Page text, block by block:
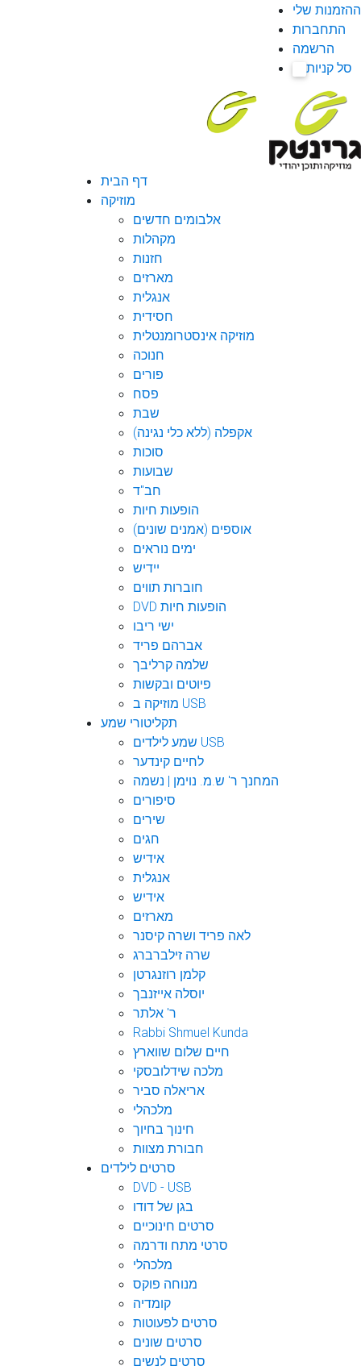
ההזמנות שלי
התחברות
הרשמה
סל קניות
דף הבית
מוזיקה
אלבומים חדשים
מקהלות
חזנות
מארזים
אנגלית
חסידית
מוזיקה אינסטרומנטלית
חנוכה
פורים
פסח
שבת
אקפלה (ללא כלי נגינה)
סוכות
שבועות
חב"ד
הופעות חיות
אוספים (אמנים שונים)
ימים נוראים
יידיש
חוברות תווים
DVD הופעות חיות
ישי ריבו
אברהם פריד
שלמה קרליבך
פיוטים ובקשות
מוזיקה ב USB
תקליטורי שמע
שמע לילדים USB
לחיים קינדער
המחנך ר' ש.מ. נוימן | נשמה
סיפורים
שירים
חגים
אידיש
אנגלית
אידיש
מארזים
לאה פריד ושרה קיסנר
שרה זילברברג
קלמן רוזנגרטן
יוסלה אייזנבך
ר' אלתר
Rabbi Shmuel Kunda
חיים שלום שווארץ
מלכה שידלובסקי
אריאלה סביר
מלכהלי
חינוך בחיוך
חבורת מצוות
סרטים לילדים
DVD - USB
בגן של דודו
סרטים חינוכיים
סרטי מתח ודרמה
מלכהלי
מנוחה פוקס
קומדיה
סרטים לפעוטות
סרטים שונים
סרטים לנשים